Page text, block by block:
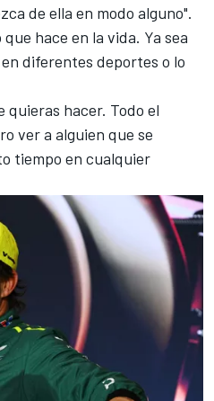
de ella en modo alguno".
hace en la vida. Ya sea
diferentes deportes o lo
quieras hacer. Todo el
ver a alguien que se
tiempo en cualquier